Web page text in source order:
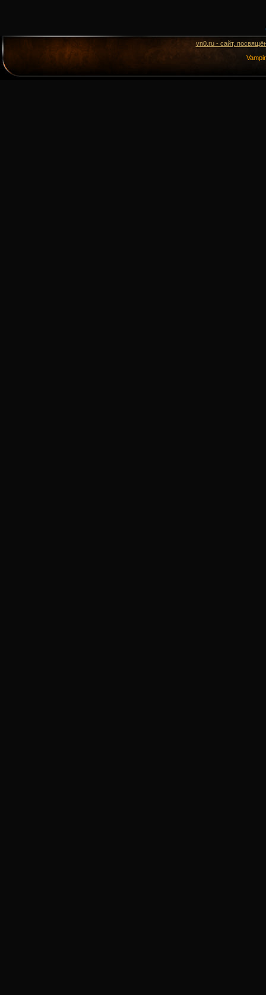
vn0.ru - сайт,